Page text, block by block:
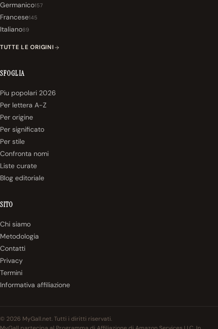
Germanico157
Francese145
Italiano89
TUTTE LE ORIGINI
SFOGLIA
Piu popolari 2026
Per lettera A-Z
Per origine
Per significato
Per stile
Confronta nomi
Liste curate
Blog editoriale
SITO
Chi siamo
Metodologia
Contatti
Privacy
Termini
Informativa affiliazione
© 2026 MyGall.net. Tutti i diritti riservati.